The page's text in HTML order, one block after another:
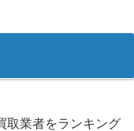
取業者をランキング